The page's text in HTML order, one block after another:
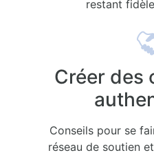
restant
Créer des
Conseils pour se
réseau de soutien